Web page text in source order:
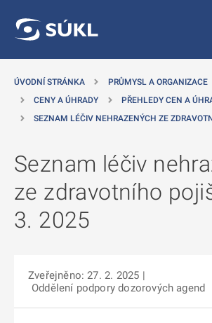
ÚVODNÍ STRÁNKA PRŮMYSL A ORGANIZACE
CENY A ÚHRADY
PŘEHLEDY CEN A
SEZNAM LÉČIV NEHRAZENÝCH ZE
Seznam léčiv
ze zdravotního
3. 2025
Zveřejněno: 27. 2. 2025 |
Oddělení podpory dozorových agend